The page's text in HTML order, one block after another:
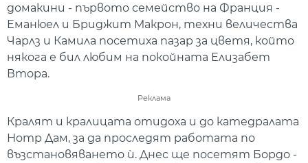
домакини - първото семейство на Франция -
Еманюел и Бриджит Макрон, техни величества
Чарлз и Камила посетиха пазар за цветя, който
някога е бил любим на покойната Елизабет
Втора.
Реклама
Кралят и кралицата отидоха и до катедралата
Нотр Дам, за да проследят работата по
възстановяването ѝ. Днес ще посетят Бордо -